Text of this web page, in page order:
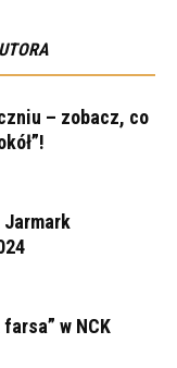
– zobacz, co
Jarmark
w NCK